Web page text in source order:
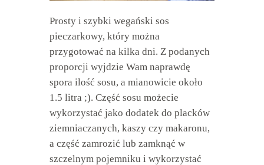
Prosty i szybki wegański sos
pieczarkowy, który można
przygotować na kilka dni. Z podanych
proporcji wyjdzie Wam naprawdę
spora ilość sosu, a mianowicie około
1.5 litra ;). Część sosu możecie
wykorzystać jako dodatek do placków
ziemniaczanych, kaszy czy makaronu,
a część zamrozić lub zamknąć w
szczelnym pojemniku i wykorzystać